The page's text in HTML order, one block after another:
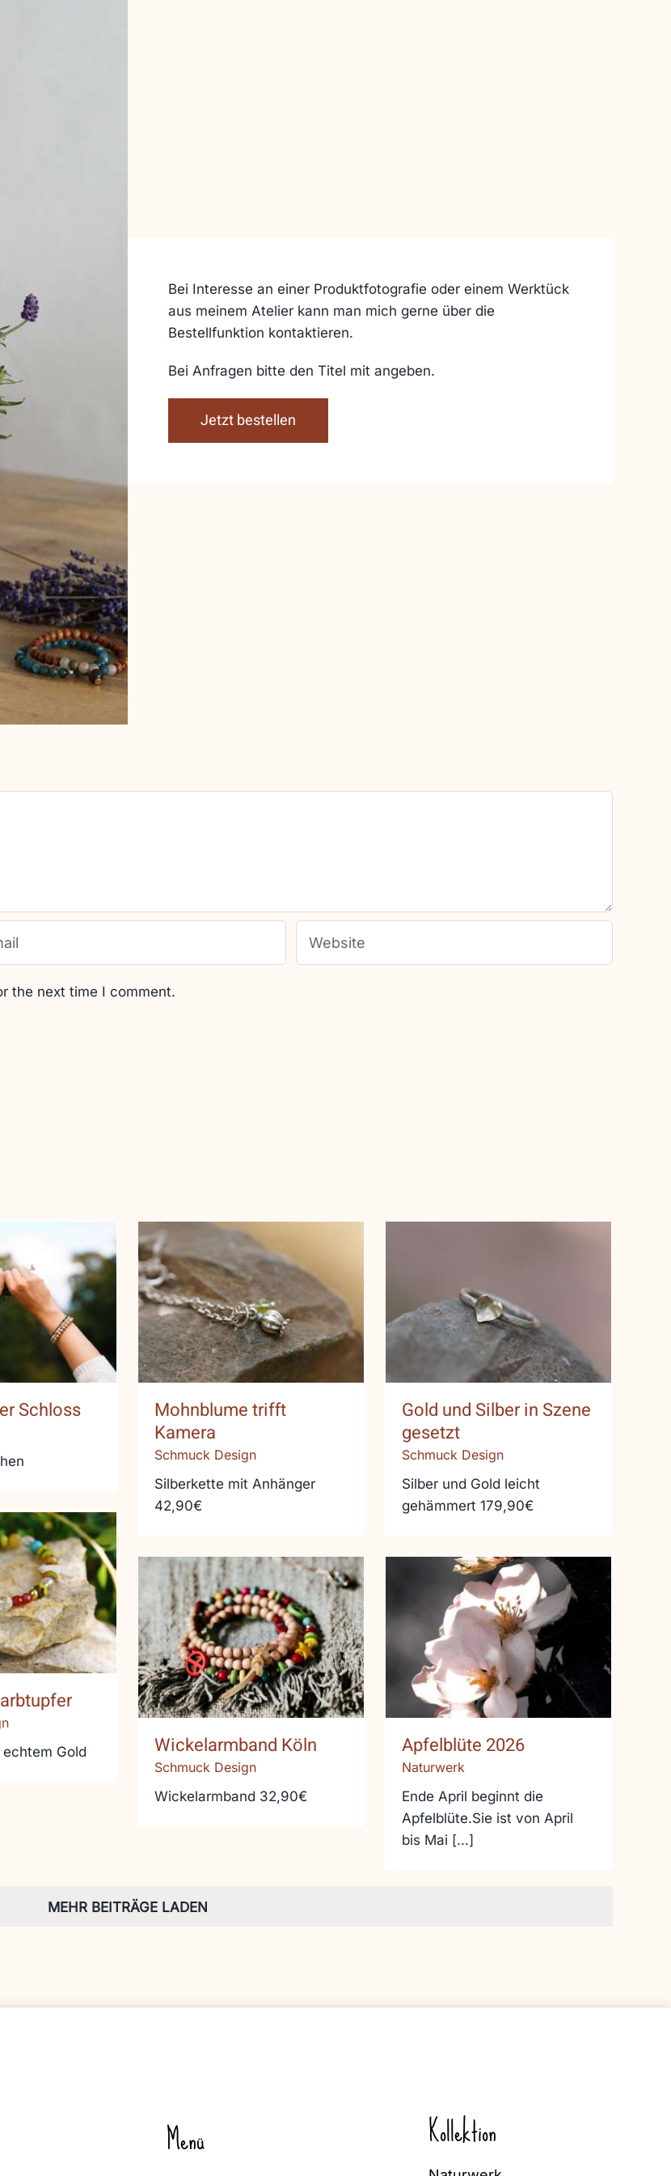
Bei Interesse an einer Produktfotografie oder einem Werktück
aus meinem Atelier kann man mich gerne über die
Bestellfunktion kontaktieren.
Bei Anfragen bitte den Titel mit angeben.
Jetzt bestellen
the next time I comment.
Schloss
Schloss
Mohnblume trifft
Kamera
Mohnblume trifft
Kamera
Schmuck Design
Silberkette mit Anhänger
42,90€
Gold und Silber in
Szene gesetzt
Gold und Silber in Szene
gesetzt
Schmuck Design
Silber und Gold leicht
gehämmert 179,90€
Gold
Wickelarmband Köln
Wickelarmband Köln
Schmuck Design
Wickelarmband 32,90€
Apfelblüte 2026
Apfelblüte 2026
Naturwerk
Ende April beginnt die
Apfelblüte.Sie ist von April
bis Mai [...]
MEHR BEITRÄGE LADEN
Menü Kollektion